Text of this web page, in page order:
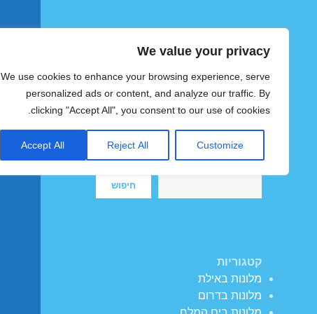
We value your privacy
We use cookies to enhance your browsing experience, serve
personalized ads or content, and analyze our traffic. By
clicking "Accept All", you consent to our use of cookies.
Customize
Reject All
Accept All
צימרים ומלונות זולים בישראל
חיפוש
חיפוש
קטגוריות
מלונות באילת
מלונות בדרום